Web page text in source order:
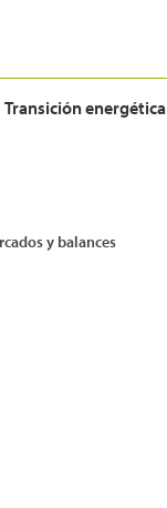
Transición energética
y balances